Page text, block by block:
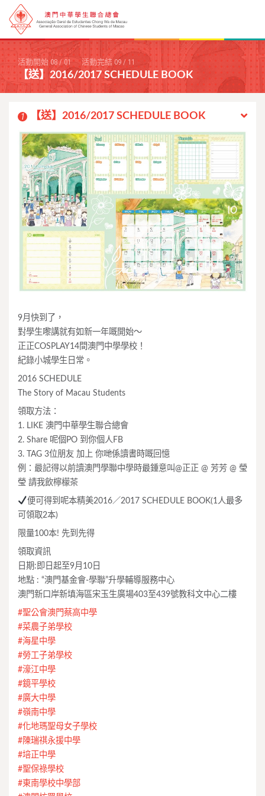
活動開始 08/01 活動完結 09/ 11
【送】2016/2017 SCHEDULE BOOK
1 【送】2016/2017 SCHEDULE BOOK
9月快到了，
對學生嚟講就有如新一年嘅開始～
正正COSPLAY14間澳門中學學校！
紀錄小城學生日常。
2016 SCHEDULE
The Story of Macau Students
領取方法：
1. LIKE 澳門中華學生聯合總會
2. Share 呢個PO 到你個人FB
3. TAG 3位朋友 加上 你哋係讀書時嘅回憶
例：最記得以前讀澳門學聯中學時最鍾意叫@正正 @ 芳芳 @ 瑩
瑩 請我飲檸檬茶
便可得到呢本精美2016／2017 SCHEDULE BOOK(1人最多
可領取2本)
限量100本! 先到先得
領取資訊
日期:即日起至9月10日
地點 : “澳門基金會-學聯”升學輔導服務中心
澳門新口岸新填海區宋玉生廣場403至439號教科文中心二樓
#聖公會澳門蔡高中學
#菜農子弟學校
#海星中學
#勞工子弟學校
#濠江中學
#鏡平學校
#廣大中學
#嶺南中學
#化地瑪聖母女子學校
#陳瑞祺永援中學
#培正中學
#聖保祿學校
#東南學校中學部